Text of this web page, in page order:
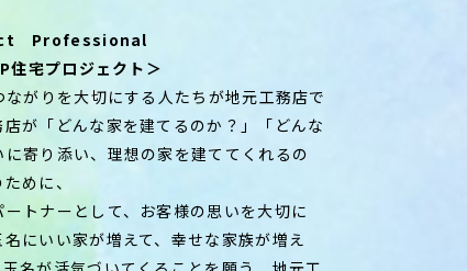
Professional
住宅プロジェクト＞
がりを大切にする人たちが地元工務店で
が「どんな家を建てるのか？」「どんな
寄り添い、理想の家を建ててくれるの
めに、
トナーとして、お客様の思いを大切に
にいい家が増えて、幸せな家族が増え